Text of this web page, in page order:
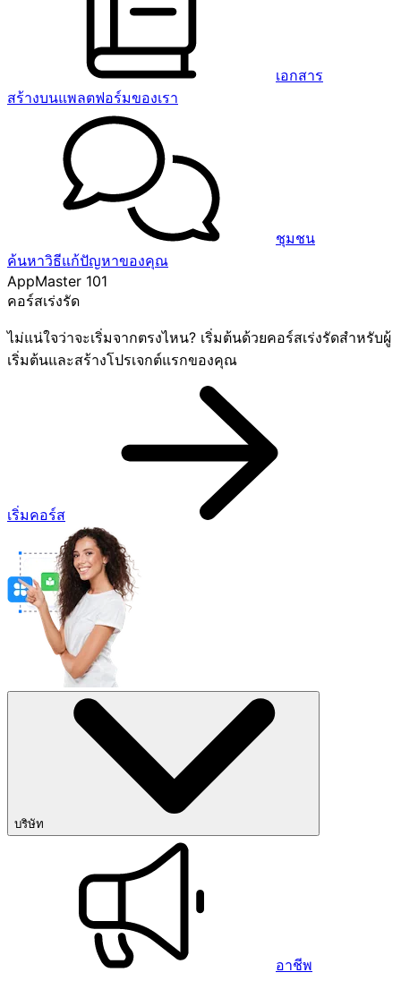
เอกสาร
สร้างบนแพลตฟอร์มของเรา
ชุมชน
ค้นหาวิธีแก้ปัญหาของคุณ
AppMaster 101
คอร์สเร่งรัด
ไม่แน่ใจว่าจะเริ่มจากตรงไหน? เริ่มต้นด้วยคอร์สเร่งรัดสำหรับผู้
เริ่มต้นและสร้างโปรเจกต์แรกของคุณ
เริ่มคอร์ส
บริษัท
อาชีพ